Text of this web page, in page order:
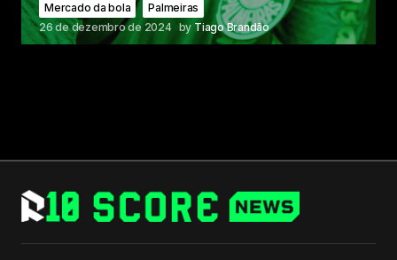
Mercado da bola
Palmeiras
26 de dezembro de 2024 by Tiago Brandão